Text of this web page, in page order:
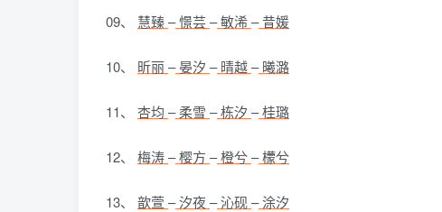
09、 慧臻–憬芸–敏浠–昔媛
10、 昕丽–晏汐 –晴越–曦潞
11、 杏均 –柔雪 –栋汐 –桂璐
12、 梅涛–樱方 –橙兮–檬兮
13、 歆萱 –汐夜 –沁砚–涂汐